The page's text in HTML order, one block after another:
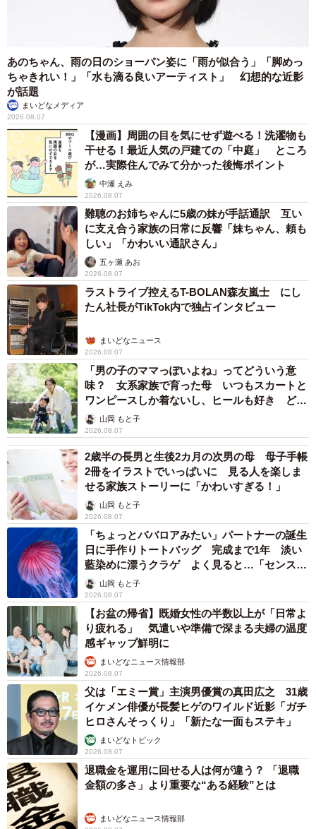
あのちゃん、雨の日のショーパン姿に「雨が似合う」「脚めっ
ちゃきれい！」「水も滴る良いアーティスト」 幻想的な近影
が話題
まいどなメディア
2026.08.07
【漫画】周囲の目を気にせず遊べる！洗濯物も
干せる！最近人気の戸建ての「中庭」 ところ
が…実際住んでみて分かった後悔ポイント
中瀬 えみ
2026.08.07
難聴のお姉ちゃんに5歳の妹が手話通訳 互い
に支え合う家族の日常に反響「妹ちゃん、頼も
しい」「かわいい通訳さん」
五ヶ瀬 あお
2026.08.07
ラストライブ控えるT-BOLAN森友嵐士 にし
たん社長がTikTok内で独占インタビュー
まいどなニュース
2026.08.07
「男の子のママっぽいよね」ってどういう意
味？ 女系家族で育った母 いつもスカートと
ワンピースしか着ないし、ヒールも好き どの
へんが…
山岡 もと子
2026.08.07
2歳半の長男と生後2カ月の次男の母 母子手帳
2冊をイラストでいっぱいに 見る人を楽しま
せる家族ストーリーに「かわいすぎる！」
山岡 もと子
2026.08.07
「ちょっとババロアみたい」パートナーの誕生
日に手作りトートバッグ 完成まで1年 淡い
藍染めに漂うクラゲ よく見ると…「センスす
ごい」山岡 もと子
2026.08.07
【お盆の帰省】既婚女性の半数以上が「日常よ
り疲れる」 気遣いや準備で深まる夫婦の温度
感ギャップ鮮明に
まいどなニュース情報部
2026.08.07
父は「エミー賞」主演男優賞の真田広之 31歳
イケメン俳優が長髪ヒゲのワイルド近影「ガチ
ヒロさんそっくり」「新たな一面もステキ」
まいどなトピック
2026.08.07
退職金を運用に回せる人は何が違う？ 「退職
金額の多さ」より重要な“ある経験”とは
まいどなニュース情報部